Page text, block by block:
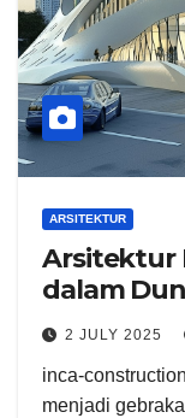
ARSITEKTUR
Arsitektur
dalam
2 JULY 2025
inca-
menjadi